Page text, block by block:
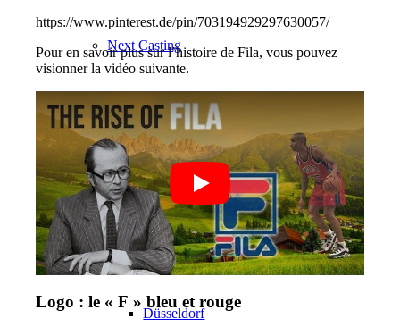
Next Casting
Équipe CM
Modèles en Ville
Berlin
Düsseldorf
https://www.pinterest.de/pin/703194929297630057/
Pour en savoir plus sur l’histoire de Fila, vous pouvez
visionner la vidéo suivante.
Logo : le « F » bleu et rouge